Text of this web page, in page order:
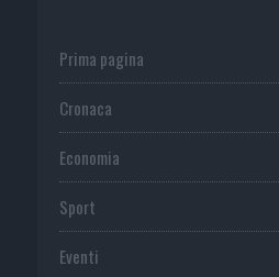
Prima pagina
Cronaca
Economia
Sport
Eventi